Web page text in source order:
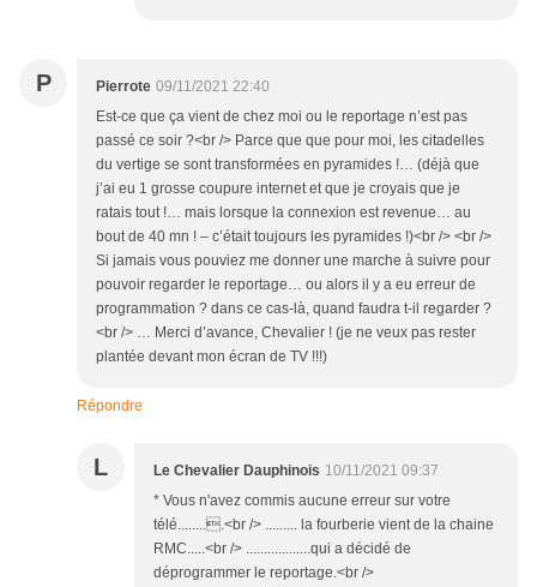
P Pierrote 09/11/2021 22:40
Est-ce que ça vient de chez moi ou le reportage n’est pas
passé ce soir ?<br /> Parce que que pour moi, les citadelles
du vertige se sont transformées en pyramides !… (déjà que
j’ai eu 1 grosse coupure internet et que je croyais que je
ratais tout !… mais lorsque la connexion est revenue… au
bout de 40 mn ! – c’était toujours les pyramides !)<br /> <br />
Si jamais vous pouviez me donner une marche à suivre pour
pouvoir regarder le reportage… ou alors il y a eu erreur de
programmation ? dans ce cas-là, quand faudra t-il regarder ?
<br /> … Merci d’avance, Chevalier ! (je ne veux pas rester
plantée devant mon écran de TV !!!)
Répondre
L Le Chevalier Dauphinois 10/11/2021 09:37
* Vous n'avez commis aucune erreur sur votre
télé.........<br /> ......... la fourberie vient de la chaine
RMC.....<br /> ..................qui a décidé de
déprogrammer le reportage.<br />